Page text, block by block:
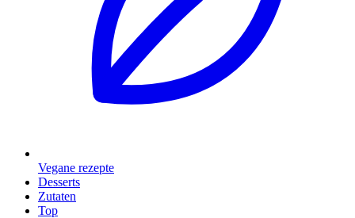
Vegane rezepte
Desserts
Zutaten
Top